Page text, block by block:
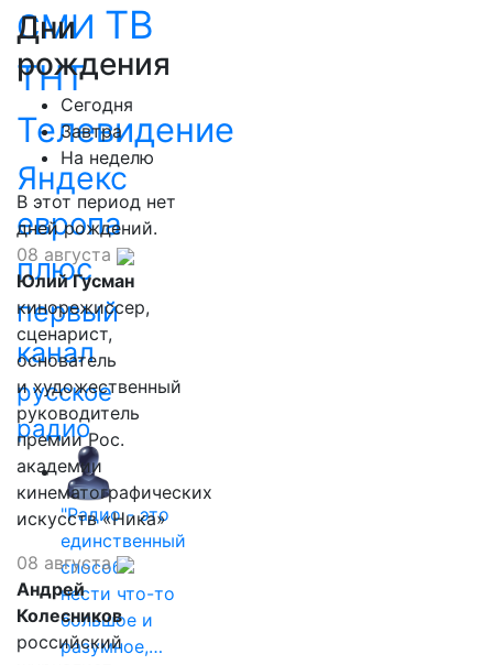
СМИ ТВ
ТНТ
Телевидение
Яндекс
европа
плюс
первый
канал
русское
радио
"Радио - это
единственный
способ
нести что-то
большое и
разумное,…
Дни
рождения
Сегодня
Завтра
На неделю
В этот период нет
дней рождений.
08 августа
Юлий Гусман
кинорежиссер,
сценарист,
основатель
и художественный
руководитель
премии Рос.
академии
кинематографических
искусств «Ника»
08 августа
Андрей
Колесников
российский